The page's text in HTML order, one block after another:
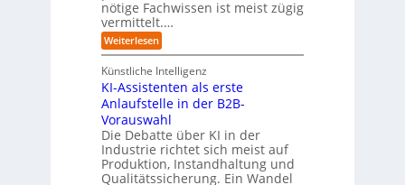
n
e
f
a
h
(
u
n
d
u
n
e
q
u
e
m
e
r
)
nötige Fachwissen ist meist zügig
vermittelt.…
Weiterlesen:
L
e
r
n
e
n
m
u
s
s
a
Künstliche Intelligenz
KI-Assistenten als erste
Anlaufstelle in der B2B-
Vorauswahl
Die Debatte über KI in der
Industrie richtet sich meist auf
Produktion, Instandhaltung und
Qualitätssicherung. Ein Wandel